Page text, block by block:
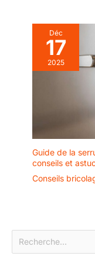
Déc
17
2025
Guide de la
conseils et
Conseils